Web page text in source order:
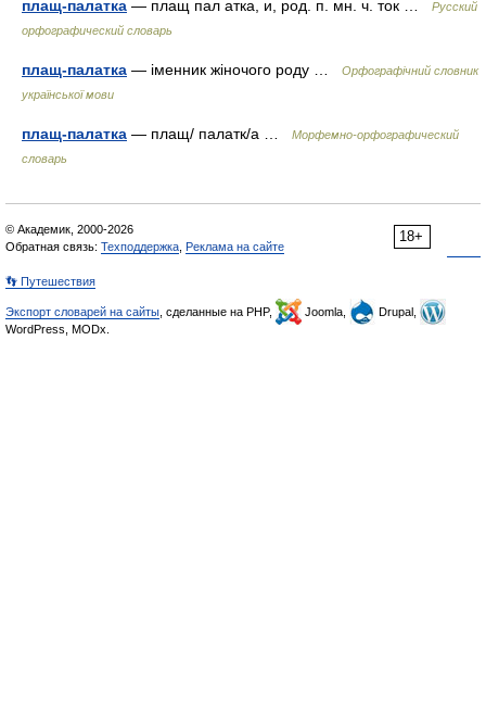
плащ-палатка — плащ пал атка, и, род. п. мн. ч. ток …
Русский
орфографический словарь
плащ-палатка — іменник жіночого роду …
Орфографічний словник
української мови
плащ-палатка — плащ/ палатк/а …
Морфемно-орфографический
словарь
18+
© Академик, 2000-2026
Обратная связь: Техподдержка Реклама на сайте
👣 Путешествия
Экспорт словарей на сайты , сделанные на PHP, Joomla,
Drupal,
WordPress, MODx.